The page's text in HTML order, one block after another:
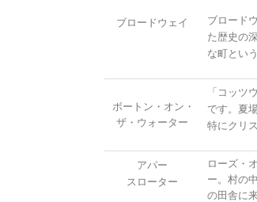
ブロードウェイ
ブロード
た歴史の
な町とい
ボートン・オン・
ザ・ウォーター
「コッツ
です。夏
特にクリ
アパー
スローター
ローズ・
ー。村の
の田舎に